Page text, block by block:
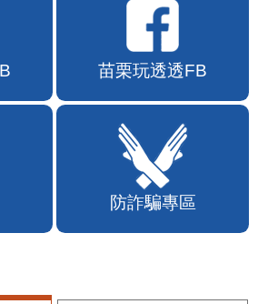
苗栗玩透透FB
防詐騙專區